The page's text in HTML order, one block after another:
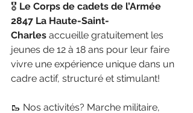
🎖 Le Corps de cadets de l’Armée
2847 La Haute-Saint-
Charles accueille gratuitement les
jeunes de 12 à 18 ans pour leur faire
vivre une expérience unique dans un
cadre actif, structuré et stimulant!
🥾 Nos activités? Marche militaire,